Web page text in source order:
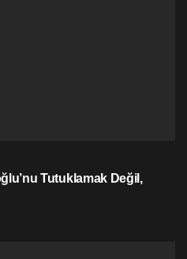
Tutuklamak Değil,